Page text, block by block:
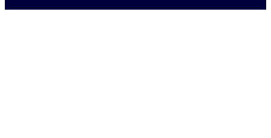
+33 (0)1 71 32 39 41